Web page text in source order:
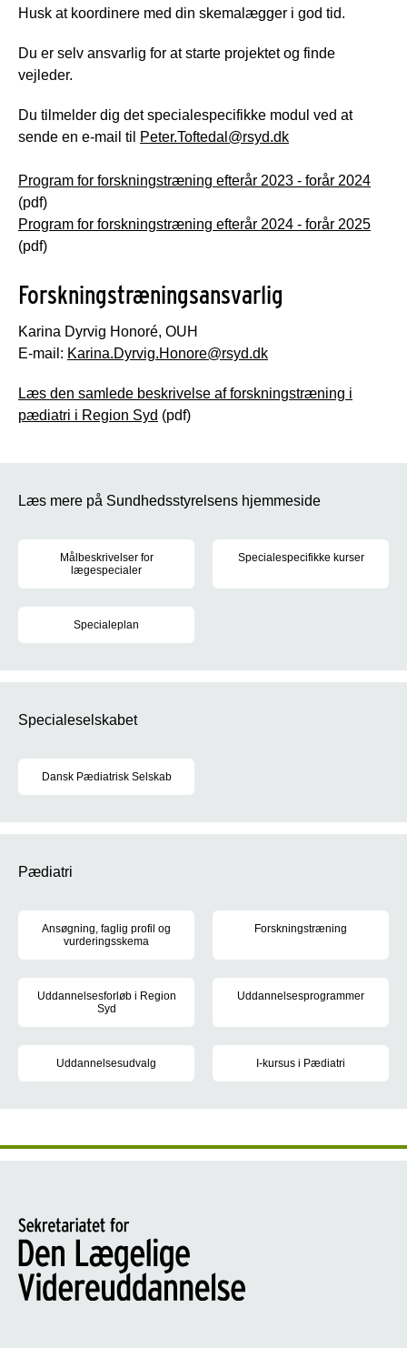
Husk at koordinere med din skemalægger i god tid.
Du er selv ansvarlig for at starte projektet og finde
vejleder.
Du tilmelder dig det specialespecifikke modul ved at
sende en e-mail til
Peter.Toftedal@rsyd.dk
Program for forskningstræning efterår 2023 - forår 2024
(pdf)
Program for forskningstræning efterår 2024 - forår 2025
(pdf)
Forskningstræningsansvarlig
Karina Dyrvig Honoré, OUH
E-mail: Karina.Dyrvig.Honore@rsyd.dk
Læs den samlede beskrivelse af forskningstræning i
pædiatri i Region Syd (pdf)
Læs mere på Sundhedsstyrelsens hjemmeside
Målbeskrivelser for
lægespecialer
Specialespecifikke kurser
Specialeplan
Specialeselskabet
Dansk Pædiatrisk Selskab
Pædiatri
Ansøgning, faglig profil og
vurderingsskema
Forskningstræning
Uddannelsesforløb i Region
Syd
Uddannelsesprogrammer
Uddannelsesudvalg I-kursus i Pædiatri